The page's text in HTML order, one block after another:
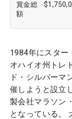
賞金総
額
1984年にスター
オハイオ州トレ
ド・シルバーマ
催しようと設立
製会社マラソン
となっている。